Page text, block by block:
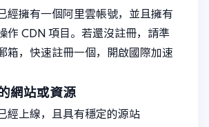
經擁有一個阿里雲帳號，並且擁有
作 CDN 項目。若還沒註冊，請準
箱，快速註冊一個，開啟國際加速
網站或資源
經上線，且具有穩定的源站